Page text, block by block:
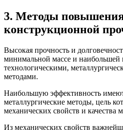
3. Методы
конструкционной
Высокая прочность и
минимальной массе и наибольшей
технологическими,
методами.
Наибольшую эффективность
металлургические методы, цель
механических свойств и качества
Из механических свойств